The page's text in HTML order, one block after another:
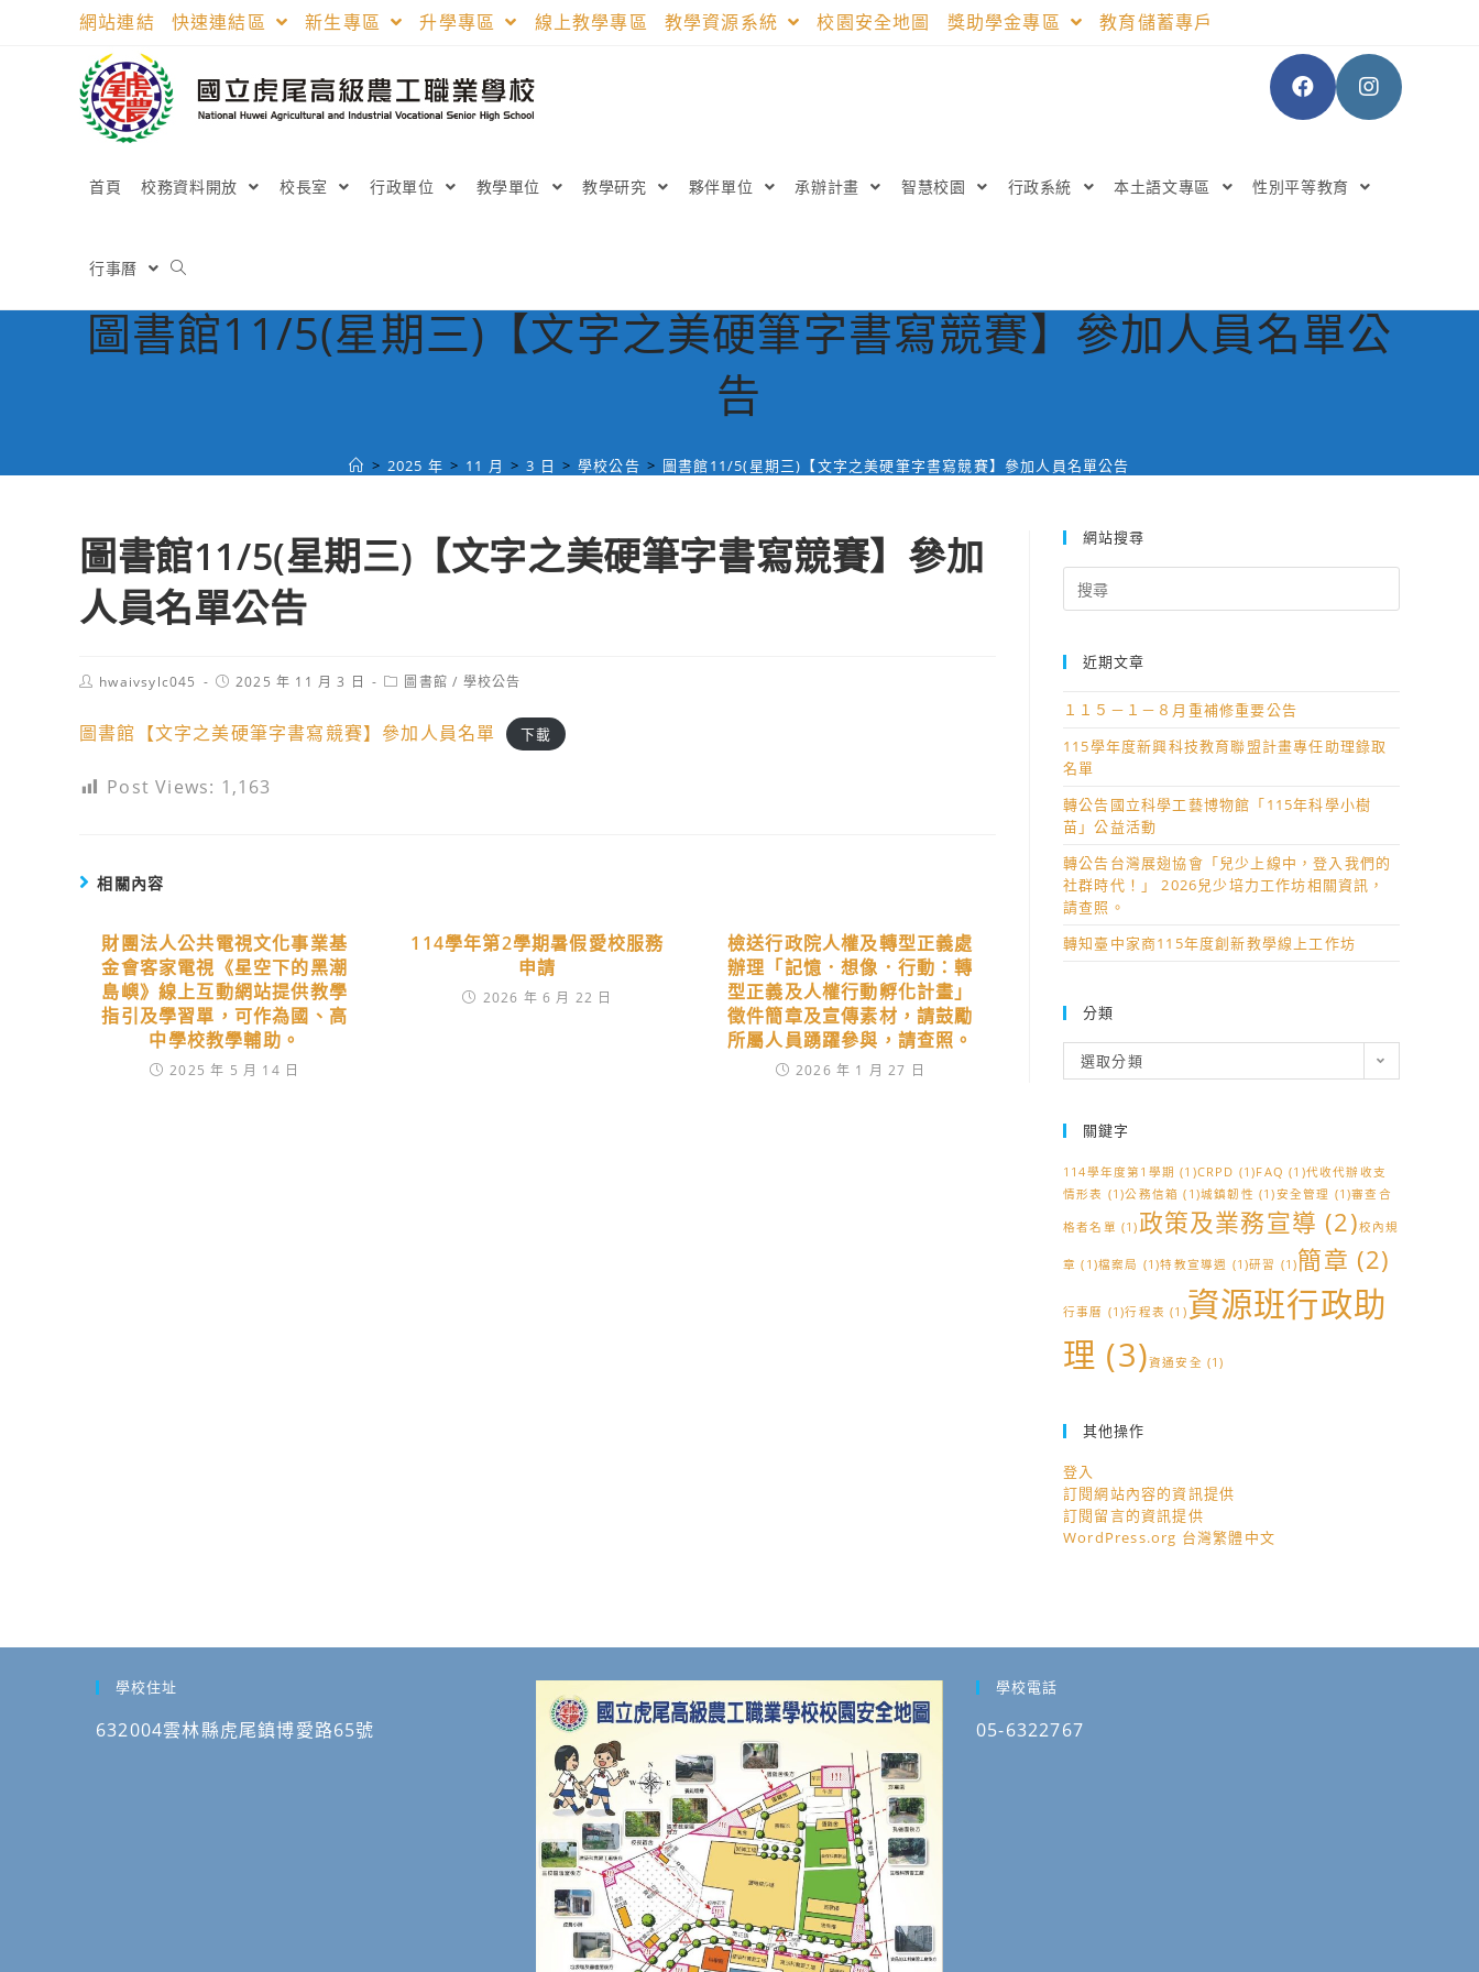
網站連結 快速連結區 新生專區 升學專區 線上教學專區 教學資源系統 校園安全地圖 獎助學金專區 教育儲蓄專戶
首頁 校務資料開放 校長室 行政單位 教學單位 教學研究 夥伴單位 承辦計畫 智慧校園 行政系統 本土語文專區 性別平等教育
行事曆
圖書館11/5(星期三)【文字之美硬筆字書寫競賽】參加人員名單公
告
> 2025 年 > 11 月 > 3 日 > 學校公告 > 圖書館11/5(星期三)【文字之美硬筆字書寫競賽】參加人員名單公告
圖書館11/5(星期三)【文字之美硬筆字書寫競賽】參加
人員名單公告
Posthwaivsylc045
Post2025 年 11 月 3 日
Post圖書館 / 學校公告
圖書館【文字之美硬筆字書寫競賽】參加人員名單 下載
Post Views: 1,163
相關內容
財團法人公共電視文化事業基
金會客家電視《星空下的黑潮
島嶼》線上互動網站提供教學
指引及學習單，可作為國、高
中學校教學輔助。
2025 年 5 月 14 日
114學年第2學期暑假愛校服務
申請
2026 年 6 月 22 日
檢送行政院人權及轉型正義處
辦理「記憶．想像．行動：轉
型正義及人權行動孵化計畫」
徵件簡章及宣傳素材，請鼓勵
所屬人員踴躍參與，請查照。
2026 年 1 月 27 日
網站搜尋
for:
近期文章
１１５－１－８月重補修重要公告
115學年度新興科技教育聯盟計畫專任助理錄取
名單
轉公告國立科學工藝博物館「115年科學小樹
苗」公益活動
轉公告台灣展翅協會「兒少上線中，登入我們的
社群時代！」 2026兒少培力工作坊相關資訊，
請查照。
轉知臺中家商115年度創新教學線上工作坊
分類
類
選取分類
關鍵字
114學年度第1學期 (1)CRPD (1)FAQ (1)代收代辦收支
情形表 (1)公務信箱 (1)城鎮韌性 (1)安全管理 (1)審查合
格者名單 (1)政策及業務宣導 (2)校內規
章 (1)檔案局 (1)特教宣導週 (1)研習 (1)簡章 (2)
行事曆 (1)行程表 (1)資源班行政助
理 (3)資通安全 (1)
其他操作
登入
訂閱網站內容的資訊提供
訂閱留言的資訊提供
WordPress.org 台灣繁體中文
學校住址
632004雲林縣虎尾鎮博愛路65號
學校電話
05-6322767